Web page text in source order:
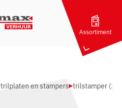
Assortiment
trilplaten en stampers trilstamper (2